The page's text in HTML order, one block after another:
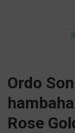
Ordo
Rose